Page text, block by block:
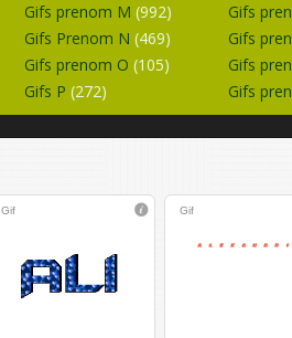
Gifs prenom M (992)
Gifs Prenom N (469)
Gifs prenom O (105)
Gifs P (272)
Gifs
Gifs
Gifs
Gifs
Gif Gif